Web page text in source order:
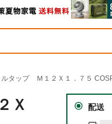
タップ Ｍ１２Ｘ１．７５
Ｘ
配送